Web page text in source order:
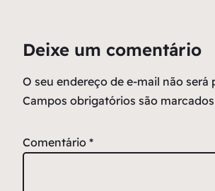
Deixe um comentário
O seu endereço de e-mail não será
Campos obrigatórios são
Comentário *